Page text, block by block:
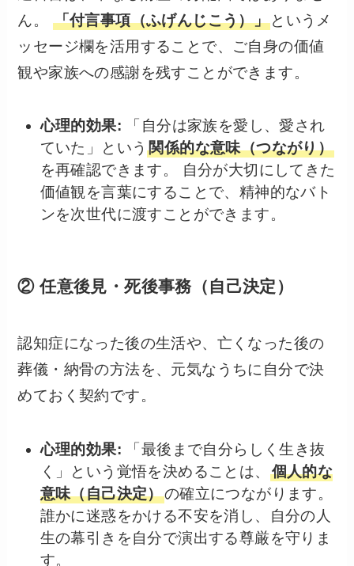
ん。 「付言事項（ふげんじこう）」 というメ
ッセージ欄を活用することで、ご自身の価値
観や家族への感謝を残すことができます。
心理的効果: 「自分は家族を愛し、愛され
ていた」という関係的な意味（つながり）
を再確認できます。 自分が大切にしてきた
価値観を言葉にすることで、精神的なバト
ンを次世代に渡すことができます。
② 任意後見・死後事務（自己決定）
認知症になった後の生活や、亡くなった後の
葬儀・納骨の方法を、元気なうちに自分で決
めておく契約です。
心理的効果: 「最後まで自分らしく生き抜
く」という覚悟を決めることは、 個人的な
意味（自己決定）の確立につながります。
誰かに迷惑をかける不安を消し、自分の人
生の幕引きを自分で演出する尊厳を守りま
す。